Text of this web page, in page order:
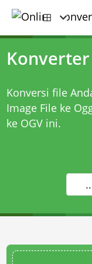
Konverter
Konversi file
Image File ke
ke OGVini.